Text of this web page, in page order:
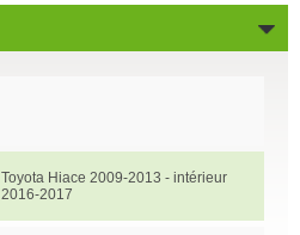
Toyota Hiace 2009-2013 - intérieur
2016-2017